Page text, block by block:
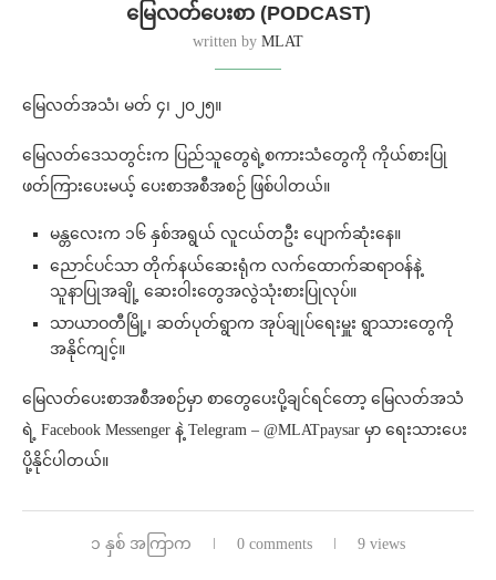
မြေလတ်ပေးစာ (PODCAST)
written by MLAT
မြေလတ်အသံ၊ မတ် ၄၊ ၂၀၂၅။
မြေလတ်ဒေသတွင်းက ပြည်သူတွေရဲ့စကားသံတွေကို ကိုယ်စားပြု
ဖတ်ကြားပေးမယ့် ပေးစာအစီအစဉ် ဖြစ်ပါတယ်။
မန္တလေးက ၁၆ နှစ်အရွယ် လူငယ်တဦး ပျောက်ဆုံးနေ။
ညောင်ပင်သာ တိုက်နယ်ဆေးရုံက လက်ထောက်ဆရာဝန်နဲ့
သူနာပြုအချို့ ဆေးဝါးတွေအလွဲသုံးစားပြုလုပ်။
သာယာဝတီမြို့၊ ဆတ်ပုတ်ရွာက အုပ်ချုပ်ရေးမှူး ရွာသားတွေကို
အနိုင်ကျင့်။
မြေလတ်ပေးစာအစီအစဉ်မှာ စာတွေပေးပို့ချင်ရင်တော့ မြေလတ်အသံ
ရဲ့ Facebook Messenger နဲ့ Telegram – @MLATpaysar မှာ ရေးသားပေး
ပို့နိုင်ပါတယ်။
၁ နှစ် အကြာက 0 comments 9 views